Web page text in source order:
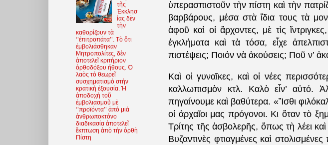
ὑπερασπιστοῦν τὴν πίστη καὶ τὴν
βαρβάρους, μέσα στὰ ἴδια τους τὰ
ἀφοῦ καὶ οἱ ἄρχοντες, μὲ τὶς ἴντριγκες,
ἐγκλήματα καὶ τὰ τόσα, εἶχε
πιστέψεις; Ποιόν νὰ ἀκούσεις; Ποῦ ν’
Καὶ οἱ γυναῖκες, καὶ οἱ νέες
καλλωπισμὸν κτλ. Καλὸ εἶν’ αὐτό.
πηγαίνουμε καὶ βαθύτερα. «Ἴσθι
οἱ ἀρχαῖοι μας πρόγονοι. Κι ὅταν τὸ
Τρίτης τῆς ἀσβολερῆς, ὅπως τὴ λέει
Βυζαντινὲς φτιαγμένες καὶ
τῆς
Ἐκκλησ
ίας δὲν
τὴν
καθορίζουν τὰ
‘’ἐπιτροπάτα’’. Τὸ ὅτι
ἐμβολιάσθηκαν
Μητροπολίτες, δὲν
ἀποτελεῖ κριτήριον
ὀρθοδόξου ἤθους. Ὁ
λαὸς τὸ θεωρεῖ
συσχηματισμὸ στὴν
κρατικὴ ἐξουσία. Ἡ
ἀποδοχὴ τοῦ
ἐμβολιασμοῦ μὲ
‘’προϊόντα’’ ἀπὸ μιὰ
ἀνθρωποκτόνο
διαδικασία ἀποτελεῖ
ἔκπτωση ἀπὸ τὴν ὀρθὴ
Πίστη